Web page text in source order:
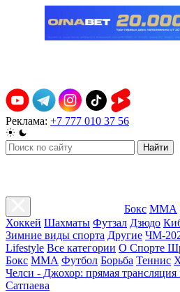
Реклама: +7 777 010 37 56
Найти
Бокс ММА
Хоккей Шахматы Футзал Дзюдо
Зимние виды спорта Другие ЧМ-
Lifestyle Все категории О Спорте
Бокс ММА Футбол Борьба Теннис
Челси - Джохор: прямая трансляция
Сатпаева